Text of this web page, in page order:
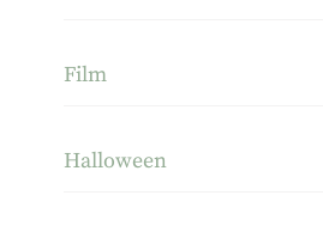
Film
Halloween